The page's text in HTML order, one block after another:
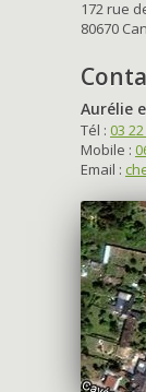
172 rue
80670
Aurélie
Tél : 03
Mobile :
Email :